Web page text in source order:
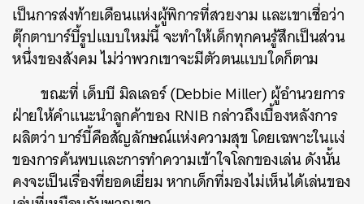
เป็นการส่งท้ายเดือนแห่งผู้พิการที่สวยงาม และเขาเชื่อว่า
ตุ๊กตาบาร์บี้รูปแบบใหม่นี้ จะทำให้เด็กทุกคนรู้สึกเป็นส่วน
หนึ่งของสังคม ไม่ว่าพวกเขาจะมีตัวตนแบบใดก็ตาม
ขณะที่ เด็บบี มิลเลอร์ (Debbie Miller) ผู้อำนวยการ
ฝ่ายให้คำแนะนำลูกค้าของ RNIB กล่าวถึงเบื้องหลังการ
ผลิตว่า บาร์บี้คือสัญลักษณ์แห่งความสุข โดยเฉพาะในแง่
ของการค้นพบและการทำความเข้าใจโลกของเล่น ดังนั้น
คงจะเป็นเรื่องที่ยอดเยี่ยม หากเด็กที่มองไม่เห็นได้เล่นของ